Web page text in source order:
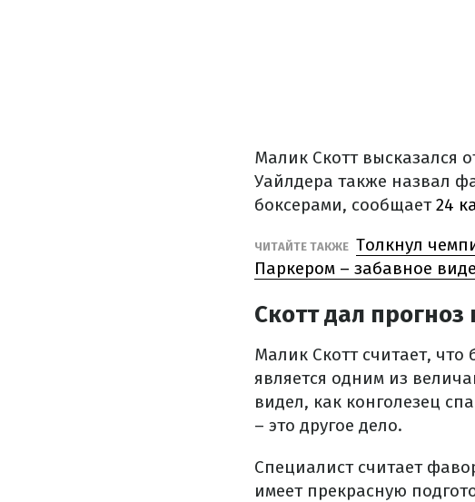
Малик Скотт высказался
Уайлдера также назвал
боксерами, сообщает24
ЧИТАЙТЕ ТАКЖЕ Толкнул
Паркером – забавное
Скотт дал
Малик Скотт считает,
является одним из
видел, как конголезец
– это другое дело.
Специалист считает
имеет прекрасную